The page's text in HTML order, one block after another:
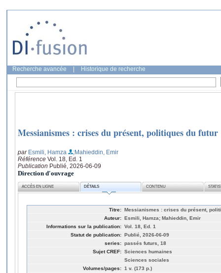
Recherche avancée Historique de recherche
Messianismes : crises du présent, politiques du futur
par Esmili, Hamza
;Mahieddin, Emir
Référence Vol. 18, Ed. 1
Publication Publié, 2026-06-09
Direction d'ouvrage
ACCÈS EN LIGNE DÉTAILS CONTENU
Titre: Messianismes : crises du présent,
Auteur: Esmili, Hamza; Mahieddin, Emir
Informations sur la publication: Vol. 18, Ed. 1
Statut de publication: Publié, 2026-06-09
series: passés futurs, 18
Sujet CREF: Sciences humaines
Sciences sociales
Volumes/pages: 1 v. (173 p.)